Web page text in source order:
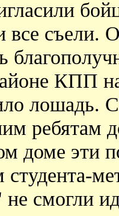
все съели.
КПП
лошадь.
ребятам
доме эти
студента-
не смогли